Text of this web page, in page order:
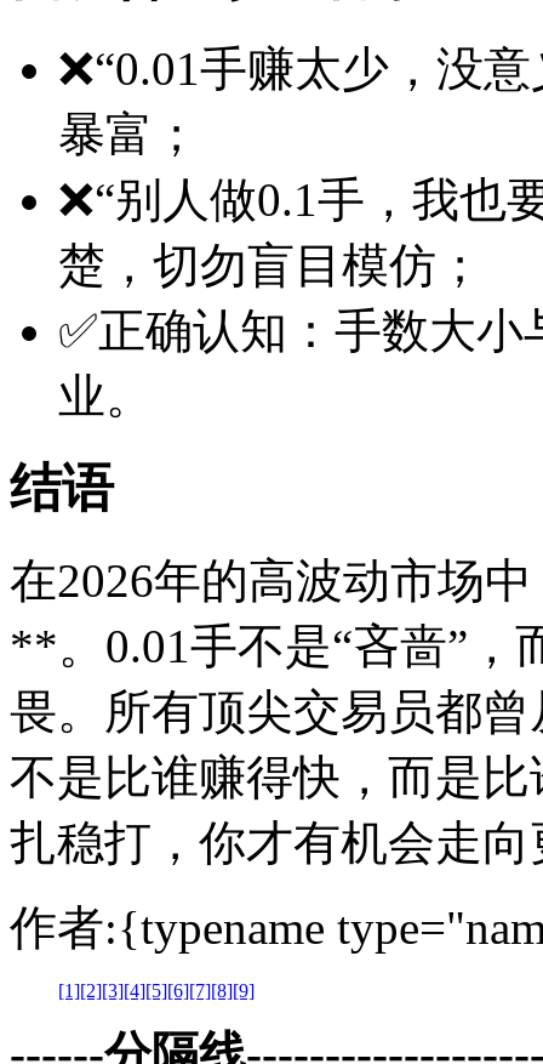
❌“0.01手赚太少，没
暴富；
❌“别人做0.1手，我
楚，切勿盲目模仿；
✅正确认知：手数大
业。
结语
在2026年的高波动市场
**。0.01手不是“吝啬”，
畏。所有顶尖交易员都
不是比谁赚得快，而是
扎稳打，你才有机会走
作者:{typename
[1][2][3][4][5][6][7][8][9]
------分隔线